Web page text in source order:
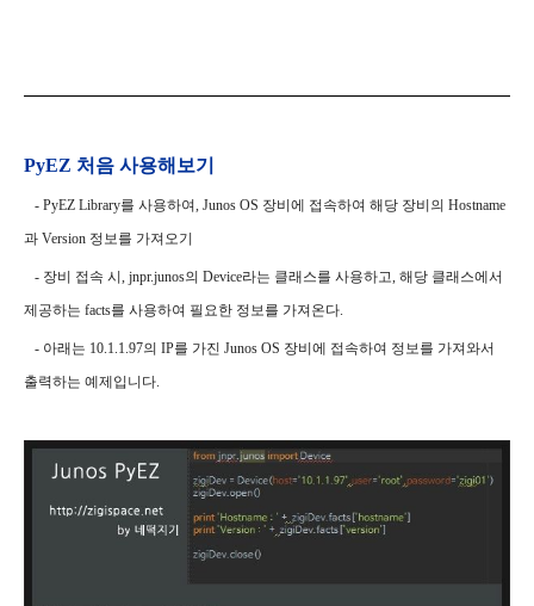
PyEZ 처음 사용해보기
- PyEZ Library를 사용하여, Junos OS 장비에 접속하여 해당 장비의 Hostname
과 Version 정보를 가져오기
- 장비 접속 시, jnpr.junos의 Device라는 클래스를 사용하고, 해당 클래스에서
제공하는 facts를 사용하여 필요한 정보를 가져온다.
- 아래는 10.1.1.97의 IP를 가진 Junos OS 장비에 접속하여 정보를 가져와서
출력하는 예제입니다.